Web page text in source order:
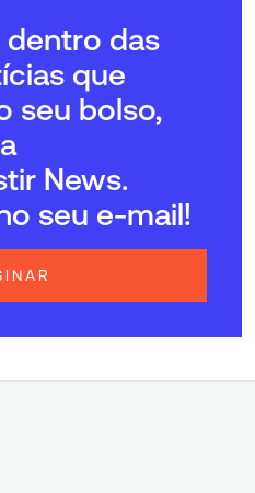
dentro das
que
seu bolso,
News.
seu e-mail!